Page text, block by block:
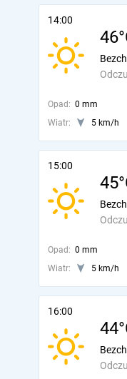
14:00
Opad: 0 mm
Wiatr:
5 km/h
15:00
Opad: 0 mm
Wiatr:
5 km/h
16:00